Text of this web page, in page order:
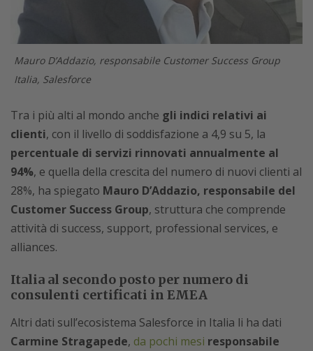
Mauro D’Addazio, responsabile Customer Success Group
Italia, Salesforce
Tra i più alti al mondo anche gli indici relativi ai
clienti, con il livello di soddisfazione a 4,9 su 5, la
percentuale di servizi rinnovati annualmente al
94%, e quella della crescita del numero di nuovi clienti al
28%, ha spiegato Mauro D’Addazio, responsabile del
Customer Success Group, struttura che comprende
attività di success, support, professional services, e
alliances.
Italia al secondo posto per numero di
consulenti certificati in EMEA
Altri dati sull’ecosistema Salesforce in Italia li ha dati
Carmine Stragapede, da pochi mesi responsabile